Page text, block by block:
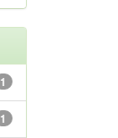
1
1